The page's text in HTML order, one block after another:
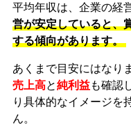
平均年収は、企業の経
営が安定していると、
する傾向があります。
あくまで目安にはなり
売上高と純利益も確認
り具体的なイメージを
ん。